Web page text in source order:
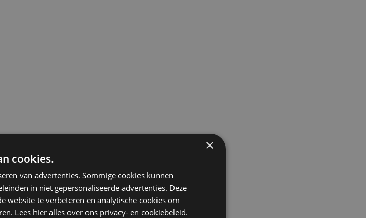
×
cookies.
van advertenties. Sommige cookies kunnen
in niet gepersonaliseerde advertenties. Deze
website te verbeteren en analytische cookies om
Lees hier alles over ons privacy- en cookiebeleid.